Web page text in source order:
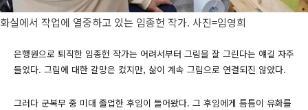
화실에서 작업에 열중하고 있는 임종헌 작가. 사진=임영희
은행원으로 퇴직한 임종헌 작가는 어려서부터 그림을 잘 그린다는 얘길 자주
들었다. 그림에 대한 갈망은 컸지만, 삶이 계속 그림으로 연결되진 않았다.
그러다 군복무 중 미대 졸업한 후임이 들어왔다. 그 후임에게 틈틈이 유화를